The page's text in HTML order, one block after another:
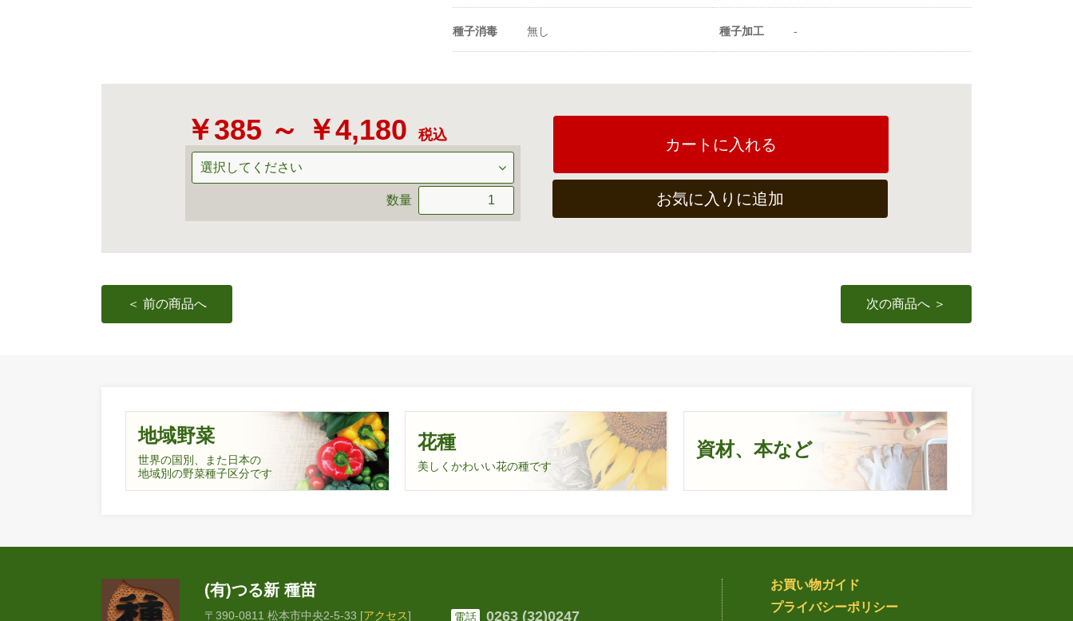
種子消毒 無し 種子加工 -
￥385 ～ ￥4,180 税込
数量
カートに入れる
お気に入りに追加
＜ 前の商品へ 次の商品へ ＞
地域野菜
世界の国別、また日本の
地域別の野菜種子区分です
花種
美しくかわいい花の種です
資材、本など
(有)つる新 種苗
〒390-0811 松本市中央2-5-33 [アクセス] 電話 0263 (32)0247
お買い物ガイド
プライバシーポリシー